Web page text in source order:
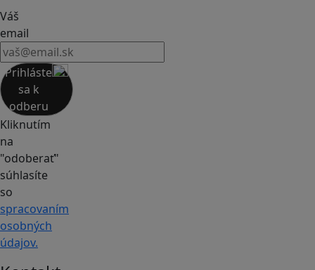
Váš
email
Prihláste
sa k
odberu
Kliknutím
na
"odoberať"
súhlasíte
so
spracovaním
osobných
údajov.